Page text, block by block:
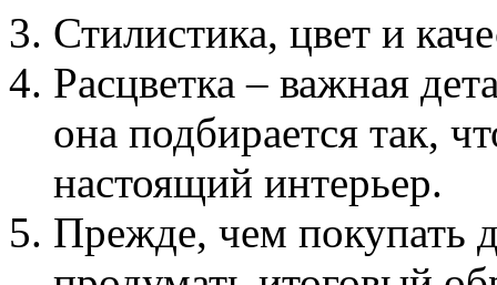
Стилистика, цвет и
Расцветка – важная
она подбирается так,
настоящий интерьер.
Прежде, чем покупать